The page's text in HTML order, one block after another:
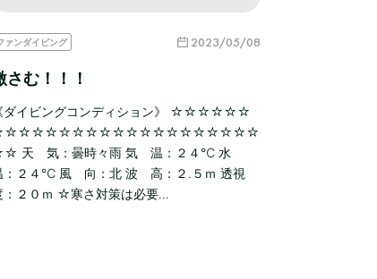
ァンダイビング 2023/05/08
さむ！！！
ダイビングコンディション》 ☆☆☆☆☆☆
天 気：曇時々雨 気 温：２４℃ 水
：２４℃ 風 向：北 波 高：２.５ｍ 透視
：２０ｍ ☆寒さ対策は必要…